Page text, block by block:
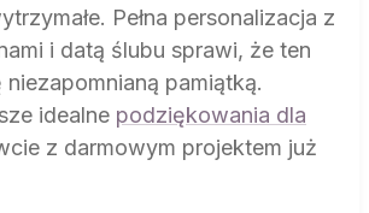
Pełna personalizacja z
i datą ślubu sprawi, że ten
niezapomnianą pamiątką.
idealne podziękowania dla
z darmowym projektem już